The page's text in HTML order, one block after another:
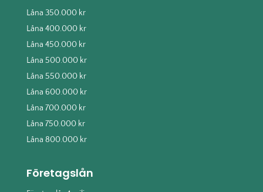
Låna 350.000 kr
Låna 400.000 kr
Låna 450.000 kr
Låna 500.000 kr
Låna 550.000 kr
Låna 600.000 kr
Låna 700.000 kr
Låna 750.000 kr
Låna 800.000 kr
Företagslån